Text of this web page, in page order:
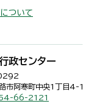
ついて
政センター
市阿寒町中央1丁目4-1
66-2121